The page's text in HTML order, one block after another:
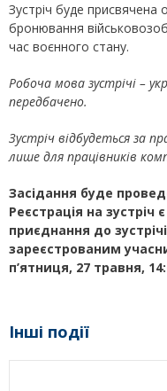
Зустріч буде
бронювання
час воєнного стану.
Робоча мова зустрічі –
передбачено.
Зустріч відбудеться за
лише для працівників
Засідання буде
Реєстрація на
приєднання до
зареєстрованим
п’ятниця, 27 травня,
Інші події